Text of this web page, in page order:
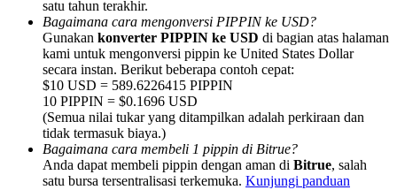
BTC Welcome Rewards
satu tahun terakhir.
Bagaimana cara mengonversi PIPPIN ke USD?
Gunakan konverter PIPPIN ke USD di bagian atas halaman
kami untuk mengonversi pippin ke United States Dollar
secara instan. Berikut beberapa contoh cepat:
$10 USD = 589.6226415 PIPPIN
10 PIPPIN = $0.1696 USD
(Semua nilai tukar yang ditampilkan adalah perkiraan dan
tidak termasuk biaya.)
Bagaimana cara membeli 1 pippin di Bitrue?
Anda dapat membeli pippin dengan aman di Bitrue, salah
satu bursa tersentralisasi terkemuka. Kunjungi panduan